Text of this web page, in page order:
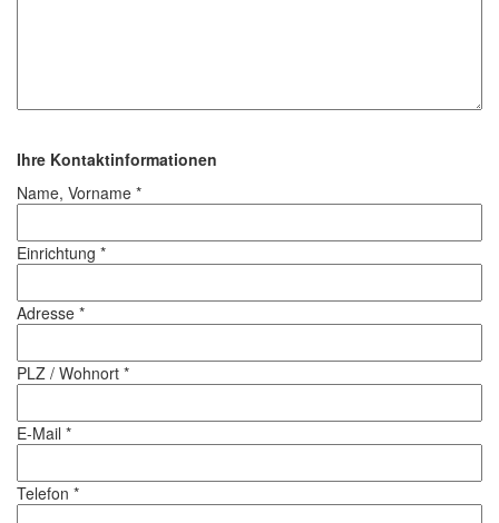
Ihre Kontaktinformationen
Name, Vorname *
Einrichtung *
Adresse *
PLZ / Wohnort *
E-Mail *
Telefon *